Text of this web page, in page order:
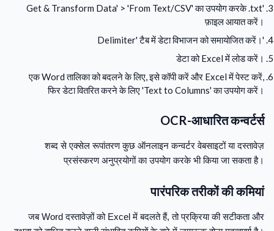
'Get & Transform Data' > 'From Text/CSV' का उपयोग करके .txt
फ़ाइल आयात करें।
'Delimiter' टैब में डेटा विभाजन को समायोजित करें।
डेटा को Excel में लोड करें।
एक Word तालिका को बदलने के लिए, इसे कॉपी करें और Excel में पेस्ट करें,
फिर डेटा वितरित करने के लिए 'Text to Columns' का उपयोग करें।
OCR-आधारित कन्वर्टर्स
शब्द से एक्सेल रूपांतरण कुछ ऑनलाइन कन्वर्टर वेबसाइटों या दस्तावेज़
प्रसंस्करण अनुप्रयोगों का उपयोग करके भी किया जा सकता है।
पारंपरिक तरीकों की कमियां
जब Word दस्तावेज़ों को Excel में बदलते हैं, तो प्रक्रिया की सटीकता और